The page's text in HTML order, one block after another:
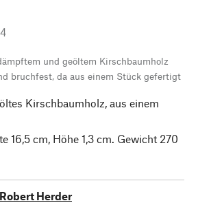
und geöltem Kirschbaumholz
bruchfest, da aus einem Stück gefertigt
Kirschbaumholz, aus einem
16,5 cm, Höhe 1,3 cm. Gewicht 270
Robert Herder